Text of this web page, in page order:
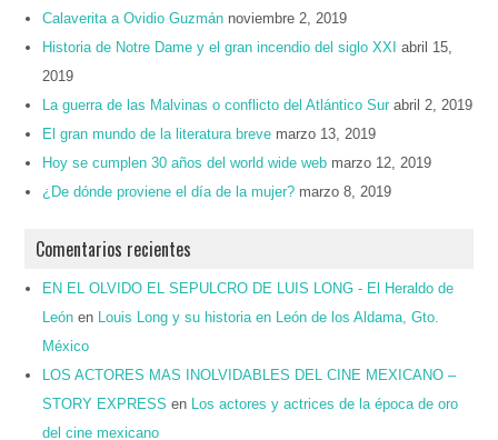
Calaverita a Ovidio Guzmán noviembre 2, 2019
Historia de Notre Dame y el gran incendio del siglo XXI
abril 15,
2019
La guerra de las Malvinas o conflicto del Atlántico Sur abril 2, 2019
El gran mundo de la literatura breve marzo 13, 2019
Hoy se cumplen 30 años del world wide web marzo 12, 2019
¿De dónde proviene el día de la mujer? marzo 8, 2019
Comentarios recientes
EN EL OLVIDO EL SEPULCRO DE LUIS LONG - El Heraldo de
León en
Louis Long y su historia en León de los Aldama, Gto.
México
LOS ACTORES MAS INOLVIDABLES DEL CINE MEXICANO –
STORY EXPRESS en
Los actores y actrices de la época de oro
del cine mexicano